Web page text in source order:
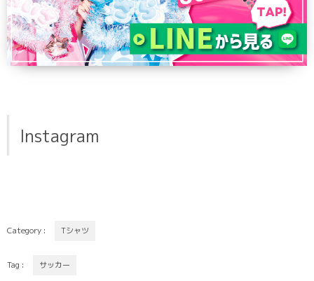
Instagram
Category : Tシャツ
Tag : サッカー